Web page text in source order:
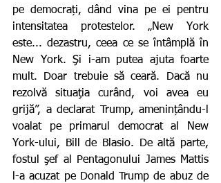
pe democrați, dând vina pe ei pentru
intensitatea protestelor. „New York
este... dezastru, ceea ce se întâmplă în
New York. Şi i-am putea ajuta foarte
mult. Doar trebuie să ceară. Dacă nu
rezolvă situaţia curând, voi avea eu
grijă”, a declarat Trump, amenințându-l
voalat pe primarul democrat al New
York-ului, Bill de Blasio. De altă parte,
fostul şef al Pentagonului James Mattis
l-a acuzat pe Donald Trump de abuz de